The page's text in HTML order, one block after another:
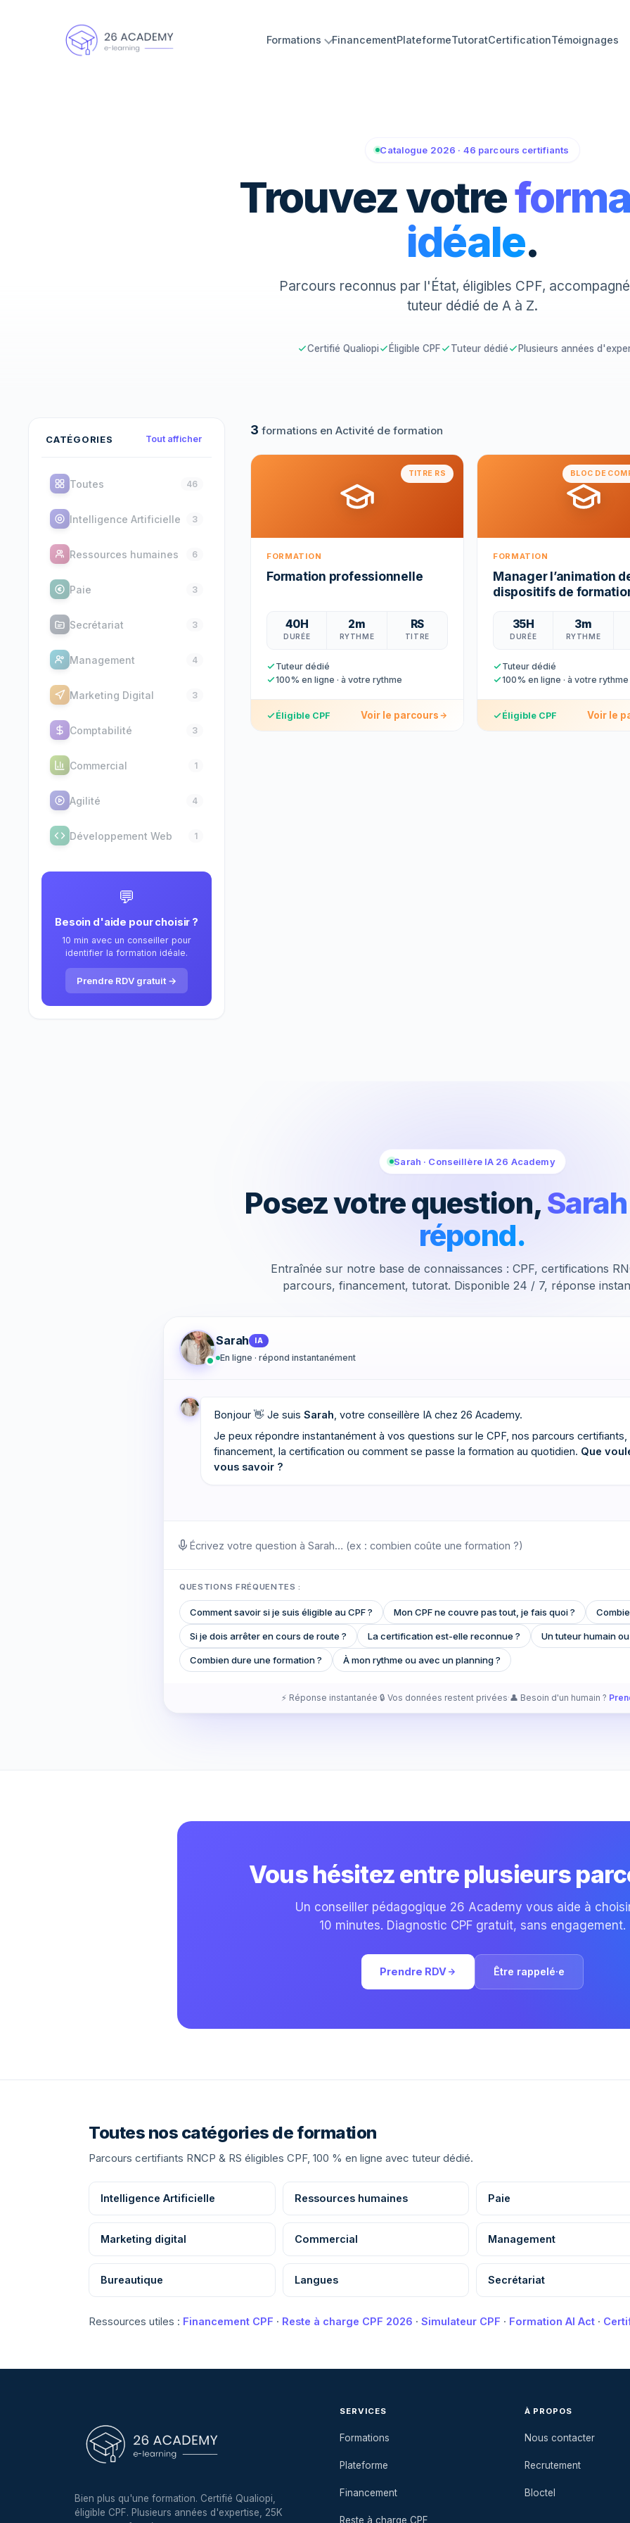
Formations FinancementPlateformeTutoratCertificationTémoignages
Catalogue 2026 · 46 parcours certifiants
Trouvez votre
idéale.
Parcours reconnus par l'État, éligibles CPF,
tuteur dédié de A à Z.
Certifié Qualiopi Éligible CPF Tuteur dédié Plusieurs années
CATÉGORIES Tout afficher
Toutes 46
Intelligence Artificielle 3
Ressources humaines 6
Paie 3
Secrétariat 3
Management 4
Marketing Digital 3
Comptabilité 3
Commercial 1
Agilité 4
Développement Web 1
Design 4
Bureautique
Activité de formation
💬
Besoin d'aide pour choisir ?
10 min avec un conseiller pour
identifier la formation idéale.
Prendre RDV gratuit →
3 formations en Activité de formation
TITRE RS
FORMATION
Formation professionnelle
40H
DURÉE
2m
RYTHME
RS
TITRE
Tuteur dédié
100% en ligne · à votre rythme
Éligible CPF Voir le parcours
BLOC DE
FORMATION
Manager l’animation
dispositifs de
35H
DURÉE
3m
RYTHME
Tuteur dédié
100% en ligne · à votre rythme
Éligible CPF Voir le
Sarah · Conseillère IA 26 Academy
Posez votre question,
répond.
Entraînée sur notre base de connaissances : CPF, certifications
parcours, financement, tutorat. Disponible 24 / 7, réponse
Sarah IA
En ligne · répond instantanément
Bonjour 👋 Je suis Sarah , votre conseillère IA chez 26 Academy.
Je peux répondre instantanément à vos questions sur le CPF, nos parcours certifiants,
financement, la certification ou comment se passe la formation au quotidien. Que
vous savoir ?
QUESTIONS FRÉQUENTES :
Comment savoir si je suis éligible au CPF ? Mon CPF ne couvre pas tout, je fais quoi ?
Si je dois arrêter en cours de route ? La certification est-elle reconnue ? Un tuteur humain
Combien dure une formation ? À mon rythme ou avec un planning ?
⚡ Réponse instantanée·🔒 Vos données restent privées·👤 Besoin d'un humain ?
Vous hésitez entre plusieurs
Un conseiller pédagogique 26 Academy vous aide à
10 minutes. Diagnostic CPF gratuit, sans engagement.
Prendre RDV Être rappelé·e
Toutes nos catégories de formation
Parcours certifiants RNCP & RS éligibles CPF, 100 % en ligne avec tuteur dédié.
Intelligence Artificielle Ressources humaines Paie
Marketing digital Commercial Management
Bureautique Langues Secrétariat
Ressources utiles : Financement CPF · Reste à charge CPF 2026 · Simulateur CPF · Formation AI Act ·
Bien plus qu'une formation. Certifié Qualiopi,
éligible CPF. Plusieurs années d'expertise, 25K
SERVICES
Formations
Plateforme
Financement
Reste à charge CPF
À PROPOS
Nous contacter
Recrutement
Bloctel